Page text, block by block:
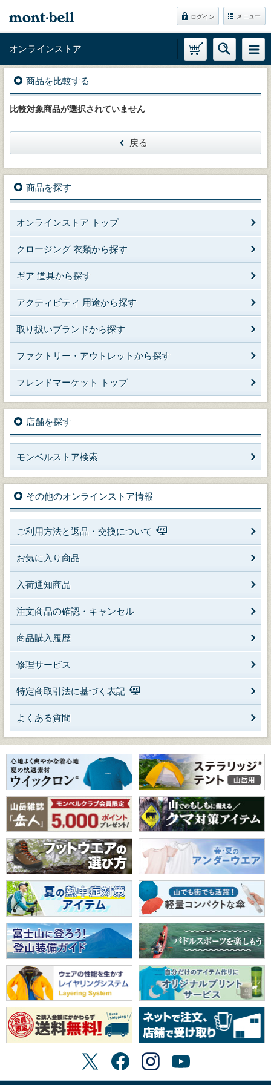
ログイン メニュー
オンラインストア
商品を比較する
比較対象商品が選択されていません
戻る
商品を探す
オンラインストア トップ
クロージング 衣類から探す
ギア 道具から探す
アクティビティ 用途から探す
取り扱いブランドから探す
ファクトリー・アウトレットから探す
フレンドマーケット トップ
店舗を探す
モンベルストア検索
その他のオンラインストア情報
ご利用方法と返品・交換について
お気に入り商品
入荷通知商品
注文商品の確認・キャンセル
商品購入履歴
修理サービス
特定商取引法に基づく表記
よくある質問